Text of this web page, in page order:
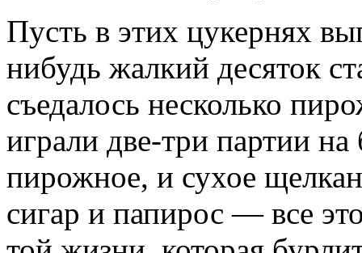
Пусть в этих цукернях
нибудь жалкий десяток
съедалось несколько
играли две-три партии
пирожное, и сухое
сигар и папирос — все